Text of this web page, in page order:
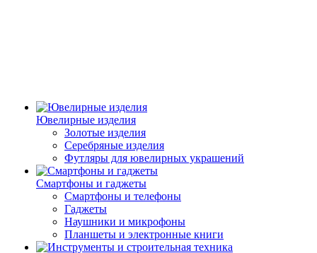
Ювелирные изделия
Золотые изделия
Серебряные изделия
Футляры для ювелирных украшений
Смартфоны и гаджеты
Смартфоны и телефоны
Гаджеты
Наушники и микрофоны
Планшеты и электронные книги